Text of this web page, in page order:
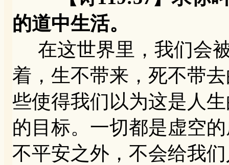
的道中生活。
在这世界里，我们会
着，生不带来，死不带
些使得我们以为这是人
的目标。一切都是虚空
不平安之外，不会给我